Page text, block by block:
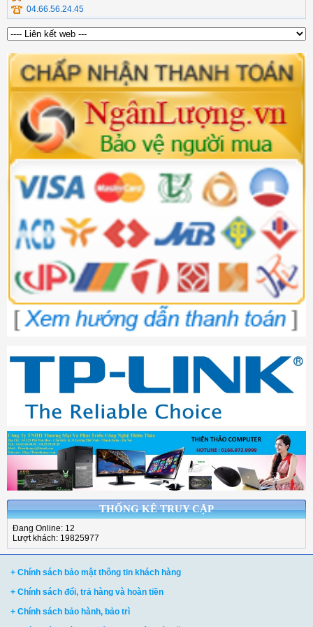
04.66.56.24.45
THỐNG KÊ TRUY CẬP
Đang Online: 12
Lượt khách: 19825977
+ Chính sách bảo mật thông tin khách hàng
+ Chính sách đổi, trả hàng và hoàn tiền
+ Chính sách bảo hành, bảo trì